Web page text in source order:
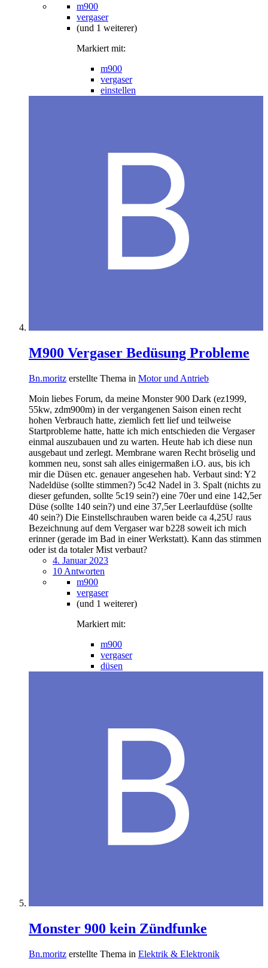
m900
vergaser
(und 1 weiterer)
Markiert mit:
m900
vergaser
einstellen
M900 Vergaser Bedüsung Probleme
Bn.moritz erstellte Thema in Motor und Antrieb
Moin liebes Forum, da meine Monster 900 Dark (ez1999,
55kw, zdm900m) in der vergangenen Saison einen recht
hohen Verbrauch hatte, ziemlich fett lief und teilweise
Startprobleme hatte, hatte ich mich entschieden die Vergaser
einmal auszubauen und zu warten. Heute hab ich diese nun
ausgebaut und zerlegt. Membrane waren Recht bröselig und
kommen neu, sonst sah alles einigermaßen i.O. aus, bis ich
mir die Düsen etc. genauer angesehen hab. Verbaut sind: Y2
Nadeldüse (sollte stimmen?) 5c42 Nadel in 3. Spalt (nichts zu
dieser gefunden, sollte 5c19 sein?) eine 70er und eine 142,5er
Düse (sollte 140 sein?) und eine 37,5er Leerlaufdüse (sollte
40 sein?) Die Einstellschrauben waren beide ca 4,25U raus
Bezeichnung auf dem Vergaser war b228 soweit ich mich
erinner (gerade im Bad in einer Werkstatt). Kann das stimmen
oder ist da totaler Mist verbaut?
4. Januar 2023
10 Antworten
m900
vergaser
(und 1 weiterer)
Markiert mit:
m900
vergaser
düsen
Monster 900 kein Zündfunke
Bn.moritz erstellte Thema in Elektrik & Elektronik